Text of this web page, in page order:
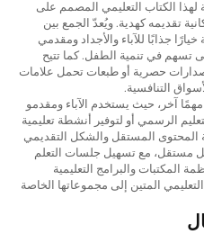
لهذا الكتاب التعليمي المصمم على
تقديمه كهدية. ويُعدّ الجمع بين
جذابًا للآباء والأجداد ومقدمي
تسهم في تنمية الطفل. كما تتيح
حصرية أو طبعات تحمل علامات
التنافسية.
آخر، حيث يستخدم الآباء ومقدمو
الرسمي أو لتوفير أنشطة تعليمية
المحتوى المستقل والشكل التقديمي
مستقل، مع تسهيل جلسات التعلم
المكتبات والبرامج التعليمية
المتين إلى مجموعاتها الخاصة